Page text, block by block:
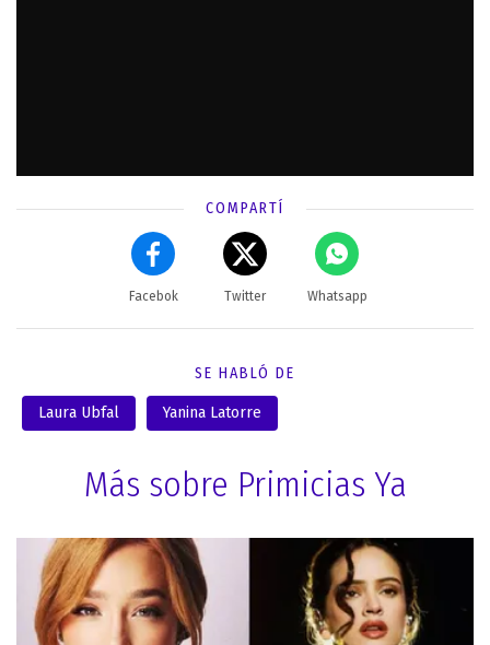
COMPARTÍ
Facebok Twitter Whatsapp
SE HABLÓ DE
Laura Ubfal Yanina Latorre
Más sobre Primicias Ya